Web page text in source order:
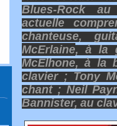
Blues-Rock
actuelle
chanteuse,
McErlaine, à la
McElhone, à la
clavier ; Tony
chant ; Neil
Bannister, au